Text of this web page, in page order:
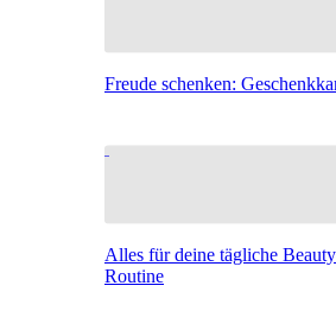
Freude schenken:
Alles für deine tägliche
Routine